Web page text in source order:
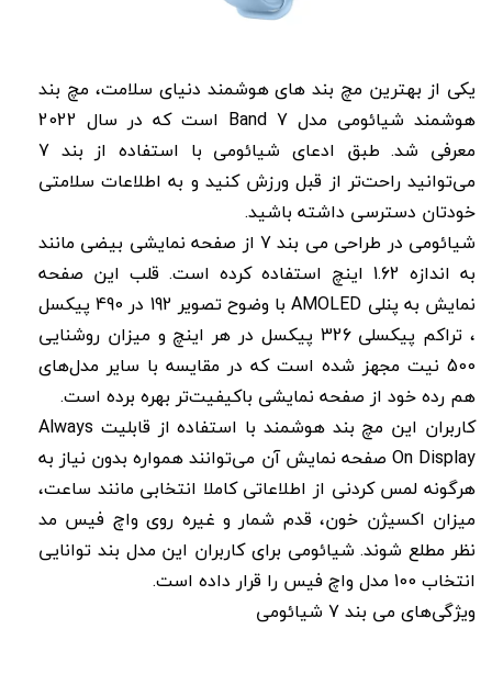
یکی از بهترین مچ بند های هوشمند دنیای سلامت، مچ بند
هوشمند شیائومی مدل Band 7 است که در سال 2022
معرفی شد. طبق ادعای شیائومی با استفاده از بند 7
می‌توانید راحت‌تر از قبل ورزش کنید و به اطلاعات سلامتی
خودتان دسترسی داشته باشید.
شیائومی در طراحی می بند 7 از صفحه نمایشی بیضی مانند
به اندازه 1.62 اینچ استفاده کرده است. قلب این صفحه
نمایش به پنلی AMOLED با وضوح تصویر 192 در 490 پیکسل
، تراکم پیکسلی 326 پیکسل در هر اینچ و میزان روشنایی
500 نیت مجهز شده است که در مقایسه با سایر مدل‌های
هم رده خود از صفحه نمایشی باکیفیت‌تر بهره برده است.
کاربران این مچ بند هوشمند با استفاده از قابلیت Always
On Display صفحه نمایش آن می‌توانند همواره بدون نیاز به
هرگونه لمس کردنی از اطلاعاتی کاملا انتخابی مانند ساعت،
میزان اکسیژن خون، قدم شمار و غیره روی واچ فیس مد
نظر مطلع شوند. شیائومی برای کاربران این مدل بند توانایی
انتخاب 100 مدل واچ فیس را قرار داده است.
ویژگی‌های می بند 7 شیائومی